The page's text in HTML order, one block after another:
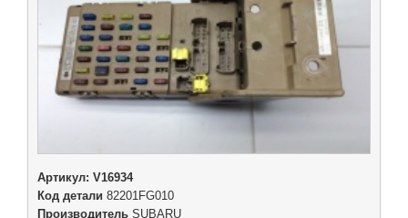
Артикул: V16934
Код детали 82201FG010
Производитель SUBARU